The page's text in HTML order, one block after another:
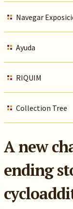
Navegar
Ayuda
RIQUIM
Collection Tree
A new
ending